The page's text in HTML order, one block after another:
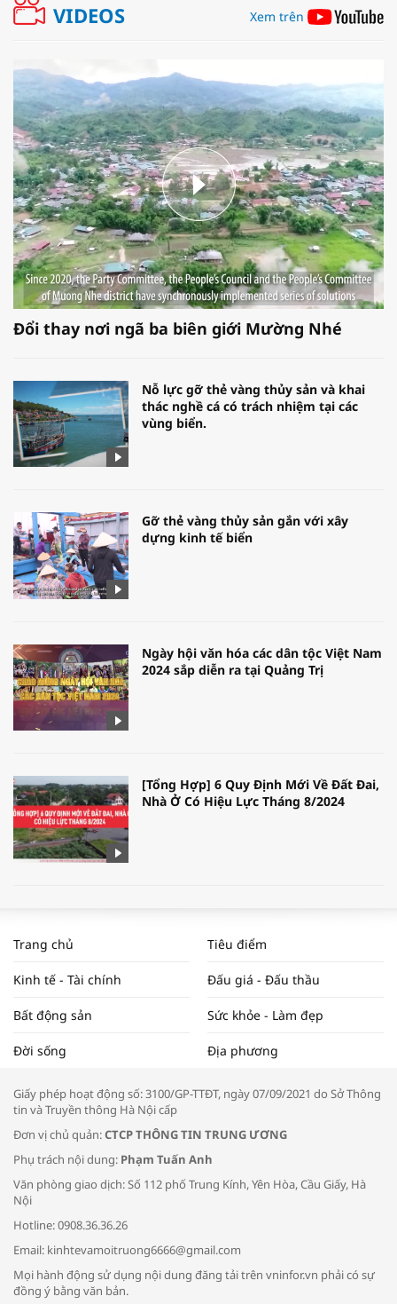
VIDEOS Xem trên
Đổi thay nơi ngã ba biên giới Mường Nhé
Nỗ lực gỡ thẻ vàng thủy sản và khai
thác nghề cá có trách nhiệm tại các
vùng biển.
Gỡ thẻ vàng thủy sản gắn với xây
dựng kinh tế biển
Ngày hội văn hóa các dân tộc Việt Nam
2024 sắp diễn ra tại Quảng Trị
[Tổng Hợp] 6 Quy Định Mới Về Đất Đai,
Nhà Ở Có Hiệu Lực Tháng 8/2024
NAM NĂM 2024 VÀ NĂM 2025 | NHỊP
ĐẬP THỊ TRƯỜNG #62
Tọa đàm “Xúc tiến thương mại: Khơi
Bác sĩ tư vấn cách phòng tránh bệnh
đường hô hấp trong thời tiết giao mùa
Trang chủ Tiêu điểm
Kinh tế - Tài chính Đấu giá - Đấu thầu
Bất động sản Sức khỏe - Làm đẹp
Đời sống Địa phương
Giấy phép hoạt động số: 3100/GP-TTĐT, ngày 07/09/2021 do Sở Thông
tin và Truyền thông Hà Nội cấp
Đơn vị chủ quản:CTCP THÔNG TIN TRUNG ƯƠNG
Phụ trách nội dung: Phạm Tuấn Anh
Văn phòng giao dịch: Số 112 phố Trung Kính, Yên Hòa, Cầu Giấy, Hà
Nội
Hotline: 0908.36.36.26
Email: kinhtevamoitruong6666@gmail.com
Mọi hành động sử dụng nội dung đăng tải trên vninfor.vn phải có sự
đồng ý bằng văn bản.